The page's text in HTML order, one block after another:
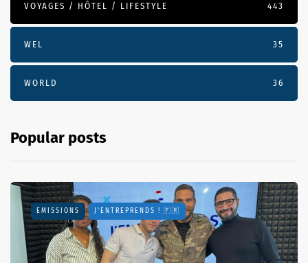
VOYAGES / HÔTEL / LIFESTYLE 443
WEL 35
WORLD 36
Popular posts
EMISSIONS J'ENTREPRENDS ! 🇫🇷